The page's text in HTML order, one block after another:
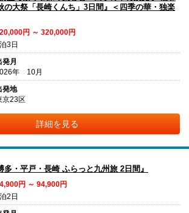
の大祭「長崎くんち」3日間』＜四季の華・独楽
円 ～ 320,000円
3日
発月
年 10月
発地
京23区
詳細を見る
多・平戸・長崎 ふらっと九州旅 2日間』
円 ～ 94,900円
2日